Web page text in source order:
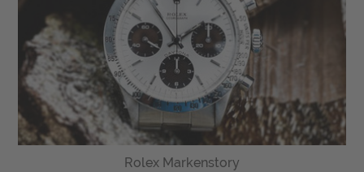
Rolex Markenstory